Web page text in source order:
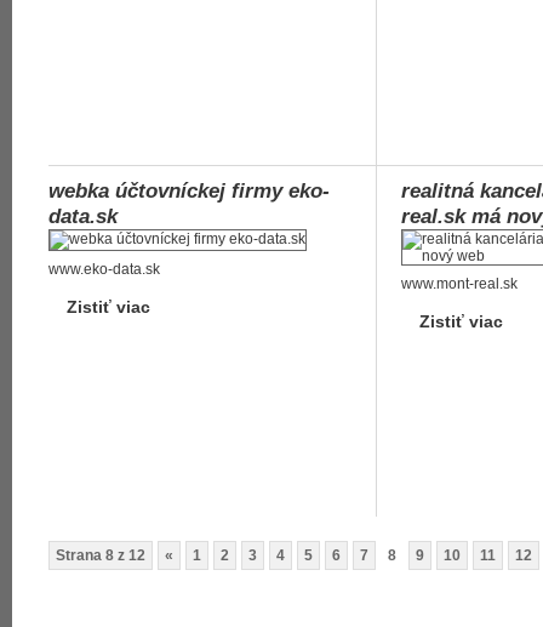
webka účtovníckej firmy eko-
data.sk
www.eko-data.sk
Zistiť viac
realitná
real.sk má
www.mont-real.sk
Zistiť viac
Strana 8 z 12 « 1 2 3 4 5 6 7 8 9 10 11 12